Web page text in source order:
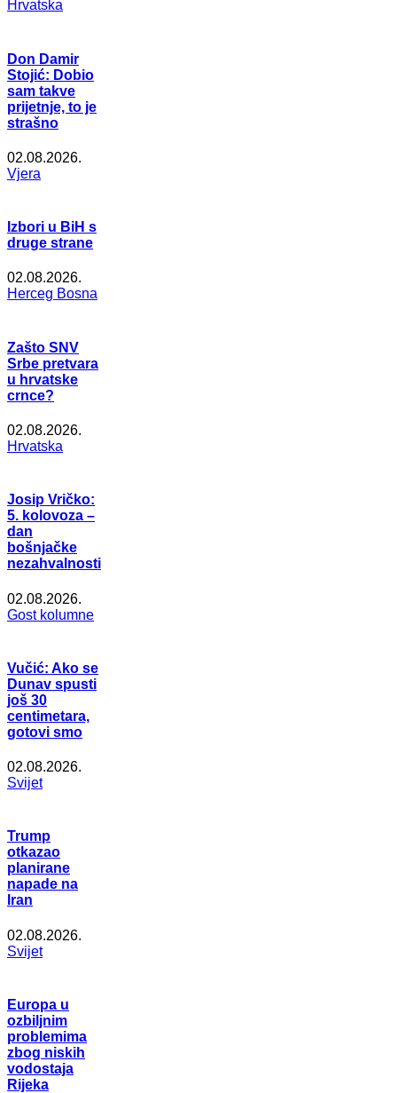
Hrvatska
Don Damir
Stojić: Dobio
sam takve
prijetnje, to je
strašno
02.08.2026.
Vjera
Izbori u BiH s
druge strane
02.08.2026.
Herceg Bosna
Zašto SNV
Srbe pretvara
u hrvatske
crnce?
02.08.2026.
Hrvatska
Josip Vričko:
5. kolovoza –
dan
bošnjačke
nezahvalnosti
02.08.2026.
Gost kolumne
Vučić: Ako se
Dunav spusti
još 30
centimetara,
gotovi smo
02.08.2026.
Svijet
Trump
otkazao
planirane
napade na
Iran
02.08.2026.
Svijet
Europa u
ozbiljnim
problemima
zbog niskih
vodostaja
Rijeka